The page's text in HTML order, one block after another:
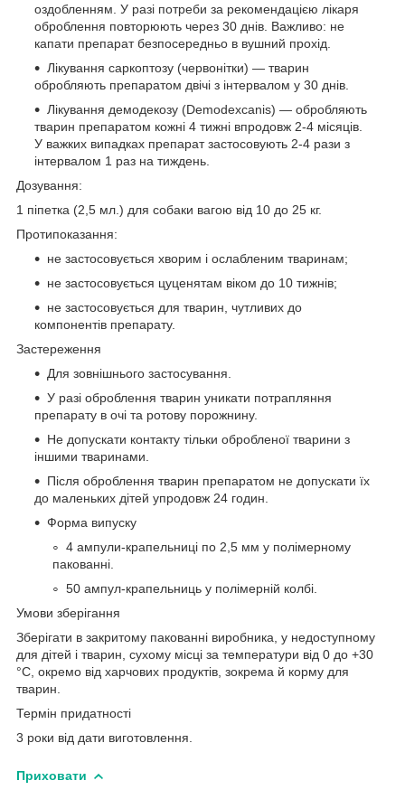
оздобленням. У разі потреби за рекомендацією лікаря
оброблення повторюють через 30 днів. Важливо: не
капати препарат безпосередньо в вушний прохід.
Лікування саркоптозу (червонітки) — тварин
обробляють препаратом двічі з інтервалом у 30 днів.
Лікування демодекозу (Demodexcanis) — обробляють
тварин препаратом кожні 4 тижні впродовж 2-4 місяців.
У важких випадках препарат застосовують 2-4 рази з
інтервалом 1 раз на тиждень.
Дозування:
1 піпетка (2,5 мл.) для собаки вагою від 10 до 25 кг.
Протипоказання:
не застосовується хворим і ослабленим тваринам;
не застосовується цуценятам віком до 10 тижнів;
не застосовується для тварин, чутливих до
компонентів препарату.
Застереження
Для зовнішнього застосування.
У разі оброблення тварин уникати потрапляння
препарату в очі та ротову порожнину.
Не допускати контакту тільки обробленої тварини з
іншими тваринами.
Після оброблення тварин препаратом не допускати їх
до маленьких дітей упродовж 24 годин.
Форма випуску
4 ампули-крапельниці по 2,5 мм у полімерному
пакованні.
50 ампул-крапельниць у полімерній колбі.
Умови зберігання
Зберігати в закритому пакованні виробника, у недоступному
для дітей і тварин, сухому місці за температури від 0 до +30
°C, окремо від харчових продуктів, зокрема й корму для
тварин.
Термін придатності
3 роки від дати виготовлення.
Приховати